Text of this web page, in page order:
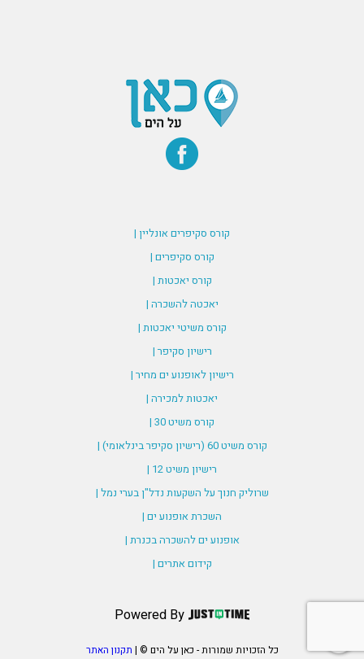
קורס סקיפרים אונליין |
קורס סקיפרים |
קורס יאכטות |
יאכטה להשכרה |
קורס משיטי יאכטות |
רישיון סקיפר |
רישיון לאופנוע ים מחיר |
יאכטות למכירה |
קורס משיט 30 |
קורס משיט 60 (רישיון סקיפר בינלאומי) |
רישיון משיט 12 |
שרוליק חנוך על השקעות נדל"ן בערי נמל |
השכרת אופנוע ים |
אופנוע ים להשכרה בכנרת |
קידום אתרים |
Powered By
כל הזכויות שמורות - כאן על הים © | תקנון האתר